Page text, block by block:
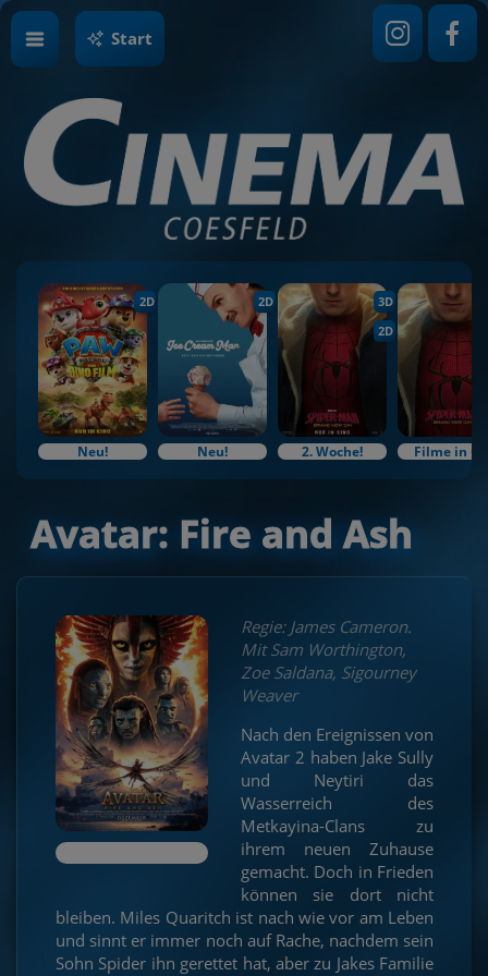
Start
2D
Neu!
2D
Neu!
3D
2D
2. Woche! Filme in
Avatar: Fire and Ash
Regie: James Cameron.
Mit Sam Worthington,
Zoe Saldana, Sigourney
Weaver
Nach den Ereignissen von
Avatar 2 haben Jake Sully
und Neytiri das
Wasserreich des
Metkayina-Clans zu
ihrem neuen Zuhause
gemacht. Doch in Frieden
können sie dort nicht
bleiben. Miles Quaritch ist nach wie vor am Leben
und sinnt er immer noch auf Rache, nachdem sein
Sohn Spider ihn gerettet hat, aber zu Jakes Familie